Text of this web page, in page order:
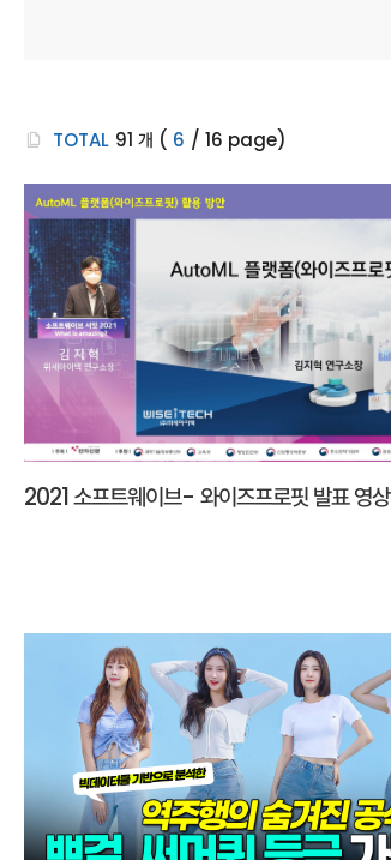
TOTAL 91 개 ( 6 / 16 page)
2021 소프트웨이브- 와이즈프로핏 발표 영상